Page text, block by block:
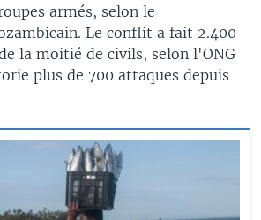
armés, selon le
Le conflit a fait 2.400
la moitié de civils, selon l'ONG
plus de 700 attaques depuis